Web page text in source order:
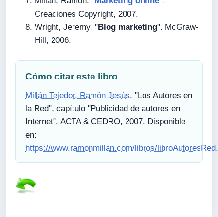
Creaciones Copyright, 2007.
Wright, Jeremy. "Blog marketing". McGraw-
Hill, 2006.
Cómo citar este libro
Millán Tejedor, Ramón Jesús. "Los Autores en
la Red", capítulo "Publicidad de autores en
Internet". ACTA & CEDRO, 2007. Disponible
en:
https://www.ramonmillan.com/libros/